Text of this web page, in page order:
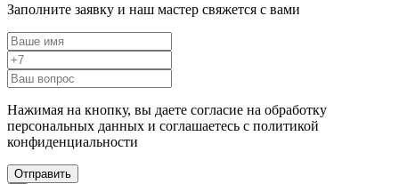
Заполните заявку и наш мастер свяжется с вами
Нажимая на кнопку, вы даете согласие на обработку
персональных данных и соглашаетесь c политикой
конфиденциальности
Отправить